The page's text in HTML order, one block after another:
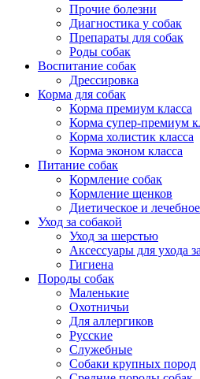
Прочие болезни
Диагностика у собак
Препараты для собак
Роды собак
Воспитание собак
Дрессировка
Корма для собак
Корма премиум класса
Корма супер-премиум
Корма холистик класса
Корма эконом класса
Питание собак
Кормление собак
Кормление щенков
Диетическое и
Уход за собакой
Уход за шерстью
Аксессуары для ухода
Гигиена
Породы собак
Маленькие
Охотничьи
Для аллергиков
Русские
Служебные
Собаки крупных пород